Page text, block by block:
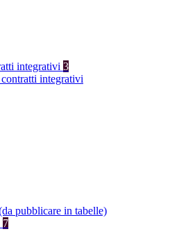
integrativi 3
integrativi
pubblicare in tabelle)
7